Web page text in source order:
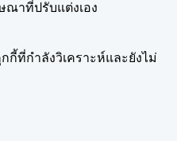
ณาที่ปรับแต่งเอง
ที่กำลังวิเคราะห์และยังไม่